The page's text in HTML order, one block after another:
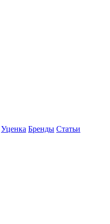
Уценка Бренды Статьи